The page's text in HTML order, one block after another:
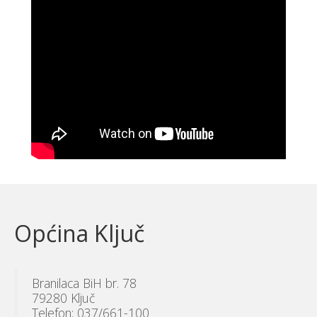
Općina Ključ
Branilaca BiH br. 78
79280 Ključ
Telefon: 037/661-100